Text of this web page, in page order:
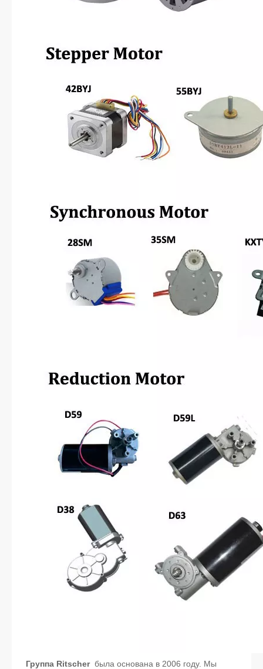
Группа Ritscher была основана в 2006 году. Мы